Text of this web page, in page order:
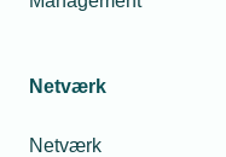
Netværk
Netværk
Diverse